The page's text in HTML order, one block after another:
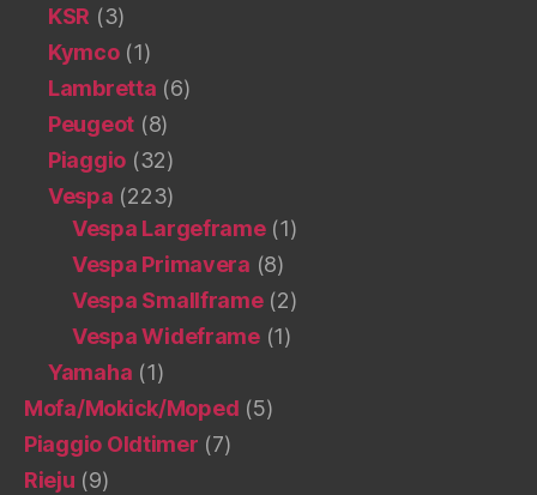
KSR (3)
Kymco(1)
Lambretta (6)
Peugeot (8)
Piaggio (32)
Vespa (223)
Vespa Largeframe(1)
Vespa Primavera (8)
Vespa Smallframe(2)
Vespa Wideframe(1)
Yamaha (1)
Mofa/Mokick/Moped (5)
Piaggio Oldtimer (7)
Rieju (9)